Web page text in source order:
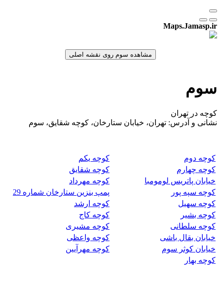
Maps.Jamasp.ir
سوم
کوچه در تهران
نشانی و آدرس: تهران، خیابان ستارخان، کوچه شقایق، سوم
کوچه دوم
کوچه یکم
کوچه چهارم
کوچه شقایق
خیابان پاتریس لومومبا
کوچه مهرداد
کوچه سپه پور
پمپ بنزین ستارخان شماره 29
کوچه سهیل
کوچه ارشد
کوچه بشیر
کوچه کاج
کوچه سلطانی
کوچه مشیری
خیابان بقال باشی
کوچه واعظی
خیابان کوثر سوم
کوچه مهرآیین
کوچه بهار